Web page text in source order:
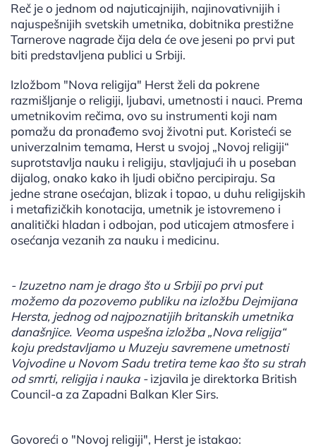
Reč je o jednom od najuticajnijih, najinovativnijih i
najuspešnijih svetskih umetnika, dobitnika prestižne
Tarnerove nagrade čija dela će ove jeseni po prvi put
biti predstavljena publici u Srbiji.
Izložbom "Nova religija" Herst želi da pokrene
razmišljanje o religiji, ljubavi, umetnosti i nauci. Prema
umetnikovim rečima, ovo su instrumenti koji nam
pomažu da pronađemo svoj životni put. Koristeći se
univerzalnim temama, Herst u svojoj „Novoj religiji“
suprotstavlja nauku i religiju, stavljajući ih u poseban
dijalog, onako kako ih ljudi obično percipiraju. Sa
jedne strane osećajan, blizak i topao, u duhu religijskih
i metafizičkih konotacija, umetnik je istovremeno i
analitički hladan i odbojan, pod uticajem atmosfere i
osećanja vezanih za nauku i medicinu.
- Izuzetno nam je drago što u Srbiji po prvi put
možemo da pozovemo publiku na izložbu Dejmijana
Hersta, jednog od najpoznatijih britanskih umetnika
današnjice. Veoma uspešna izložba „Nova religija“
koju predstavljamo u Muzeju savremene umetnosti
Vojvodine u Novom Sadu tretira teme kao što su strah
od smrti, religija i nauka -izjavila je direktorka British
Council-a za Zapadni Balkan Kler Sirs.
Govoreći o "Novoj religiji", Herst je istakao: